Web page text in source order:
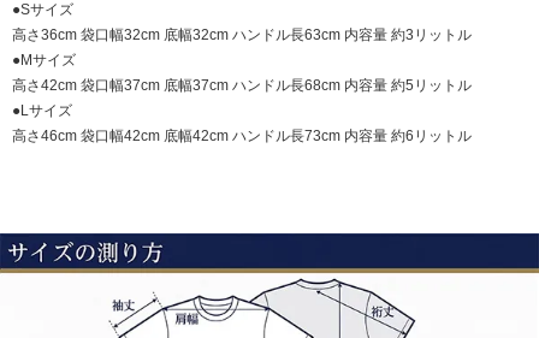
●Sサイズ
高さ36cm 袋口幅32cm 底幅32cm ハンドル長63cm 内容量 約3リットル
●Mサイズ
高さ42cm 袋口幅37cm 底幅37cm ハンドル長68cm 内容量 約5リットル
●Lサイズ
高さ46cm 袋口幅42cm 底幅42cm ハンドル長73cm 内容量 約6リットル